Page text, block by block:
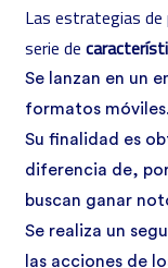
Las estrategias
serie de
Se lanzan en un
formatos móviles.
Su finalidad es
diferencia de,
buscan ganar
Se realiza un
las acciones de